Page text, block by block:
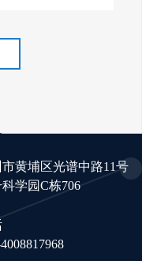
市黄埔区光谱中路11号
学园C栋706